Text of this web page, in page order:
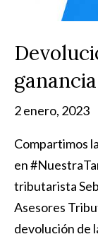
2 enero, 2023
Compartimos
en
tributarista
Asesores
devolución de